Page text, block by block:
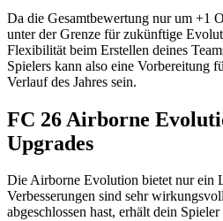
Da die Gesamtbewertung nur um +1
unter der Grenze für zukünftige
Flexibilität beim Erstellen deines
Spielers kann also eine Vorbereitung
Verlauf des Jahres sein.
FC 26 Airborne
Upgrades
Die Airborne Evolution bietet nur ein
Verbesserungen sind sehr
abgeschlossen hast, erhält dein